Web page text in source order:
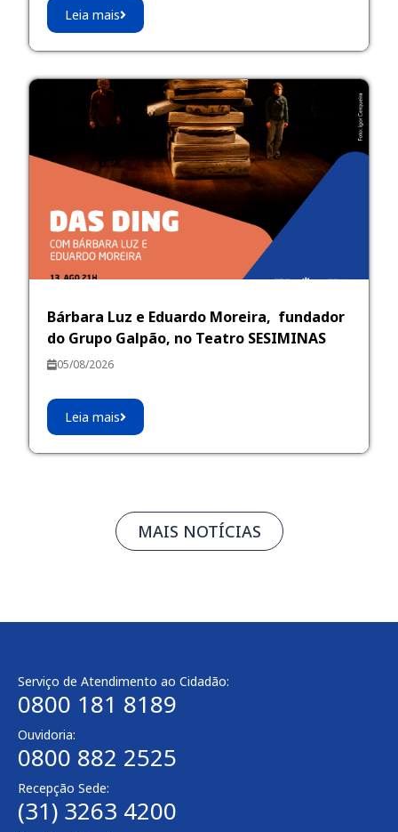
Leia mais
Bárbara Luz e Eduardo Moreira, fundador
do Grupo Galpão, no Teatro SESIMINAS
05/08/2026
Leia mais
MAIS NOTÍCIAS
Serviço de Atendimento ao Cidadão:
0800 181 8189
Ouvidoria:
0800 882 2525
Recepção Sede:
(31) 3263 4200